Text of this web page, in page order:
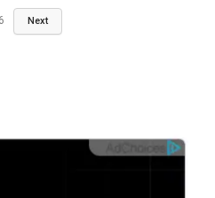
Next